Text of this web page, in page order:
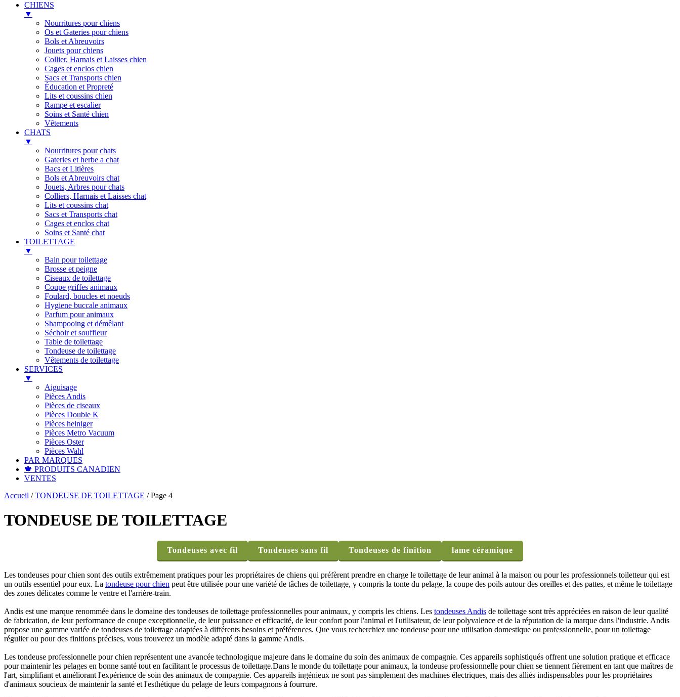
CHIENS
▼
Nourritures pour chiens
Os et Gateries pour chiens
Bols et Abreuvoirs
Jouets pour chiens
Collier, Harnais et Laisses chien
Cages et enclos chien
Sacs et Transports chien
Éducation et Propreté
Lits et coussins chien
Rampe et escalier
Soins et Santé chien
Vêtements
CHATS
▼
Nourritures pour chats
Gateries et herbe a chat
Bacs et Litières
Bols et Abreuvoirs chat
Jouets, Arbres pour chats
Colliers, Harnais et Laisses chat
Lits et coussins chat
Sacs et Transports chat
Cages et enclos chat
Soins et Santé chat
TOILETTAGE
▼
Bain pour toilettage
Brosse et peigne
Ciseaux de toilettage
Coupe griffes animaux
Foulard, boucles et noeuds
Hygiene buccale animaux
Parfum pour animaux
Shampooing et démêlant
Séchoir et souffleur
Table de toilettage
Tondeuse de toilettage
Vêtements de toilettage
SERVICES
▼
Aiguisage
Pièces Andis
Pièces de ciseaux
Pièces Double K
Pièces heiniger
Pièces Metro Vacuum
Pièces Oster
Pièces Wahl
PAR MARQUES
🍁 PRODUITS CANADIEN
VENTES
Accueil /TONDEUSE DE TOILETTAGE /Page 4
TONDEUSE DE TOILETTAGE
Tondeuses avec fil Tondeuses sans fil Tondeuses de finition lame céramique
Les tondeuses pour chien sont des outils extrêmement pratiques pour les propriétaires de chiens qui préfèrent prendre en charge le toilettage de leur animal à la maison ou pour les professionnels toiletteur qui est
un outils essentiel pour eux. La tondeuse pour chien peut être utilisée pour une variété de tâches de toilettage, y compris la tonte du pelage, la coupe des poils autour des oreilles et des pattes, et même le toilettage
des zones délicates comme le ventre et l'arrière-train.
Andis est une marque renommée dans le domaine des tondeuses de toilettage professionnelles pour animaux, y compris les chiens. Les tondeuses Andis de toilettage sont très appréciées en raison de leur qualité
de fabrication, de leur performance de coupe exceptionnelle, de leur puissance et efficacité, de leur confort pour l'animal et l'utilisateur, de leur polyvalence et de la réputation de la marque dans l'industrie. Andis
propose une gamme variée de tondeuses de toilettage adaptées à différents besoins et préférences. Que vous recherchiez une tondeuse pour une utilisation domestique ou professionnelle, pour un toilettage
régulier ou pour des finitions précises, vous trouverez un modèle adapté dans la gamme Andis.
Les tondeuse professionnelle pour chien représentent une avancée technologique majeure dans le domaine du soin des animaux de compagnie. Ces appareils sophistiqués offrent une solution pratique et efficace
pour maintenir les pelages en bonne santé tout en facilitant le processus de toilettage.Dans le monde du toilettage pour animaux, la tondeuse professionnelle pour chien se tiennent fièrement en tant que maîtres de
l'art, simplifiant et améliorant l'expérience de soin des animaux de compagnie. Ces appareils ingénieux ne sont pas simplement des machines électriques, mais des alliés indispensables pour les propriétaires
d'animaux soucieux de maintenir la santé et l'esthétique du pelage de leurs compagnons à fourrure.